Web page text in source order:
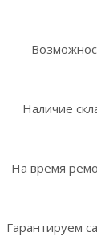
Наличие
На время
Гарантируем